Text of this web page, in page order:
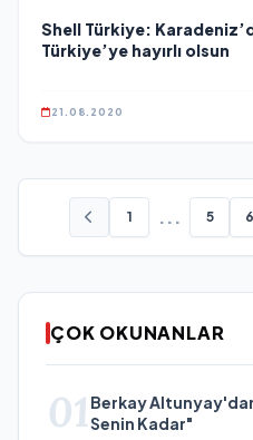
Shell Türkiye:
Türkiye’ye hayırlı olsun
21.08.2020
1 ... 5 6
ÇOK OKUNANLAR
01 Berkay
Senin Kadar"